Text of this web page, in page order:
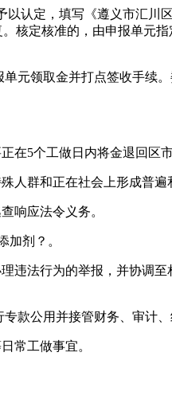
定，填写《遵义市汇川
核定核准的，由申报单元
领取金并打点签收手续
5个工做日内将金退回区市
群和正在社会上形成普遍
响应法令义务。
剂？。
法行为的举报，并协调至
公用并接管财务、审计、
常工做事宜。